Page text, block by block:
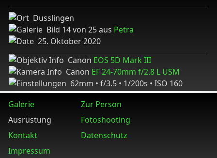
Dusslingen
Bild 14 von 25 aus Petra
25. Oktober 2020
Canon EOS 5D Mark III
Canon EF 24-70mm f/2.8 L USM
62mm • f/3.5 • 1/200s • ISO 160
Galerie
Zur Person
Ausrüstung
Fotoshooting
Kontakt
Datenschutz
Impressum